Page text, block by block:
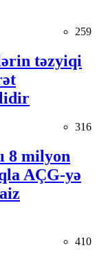
259
təzyiqi
316
8 milyon
AÇG-yə
410